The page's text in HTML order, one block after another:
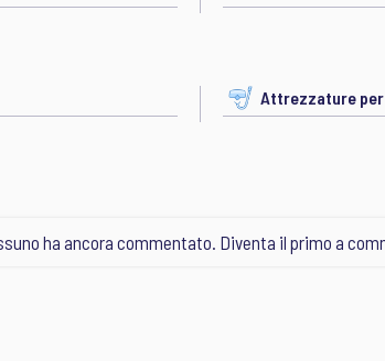
Attrezzature
ha ancora commentato. Diventa il primo a